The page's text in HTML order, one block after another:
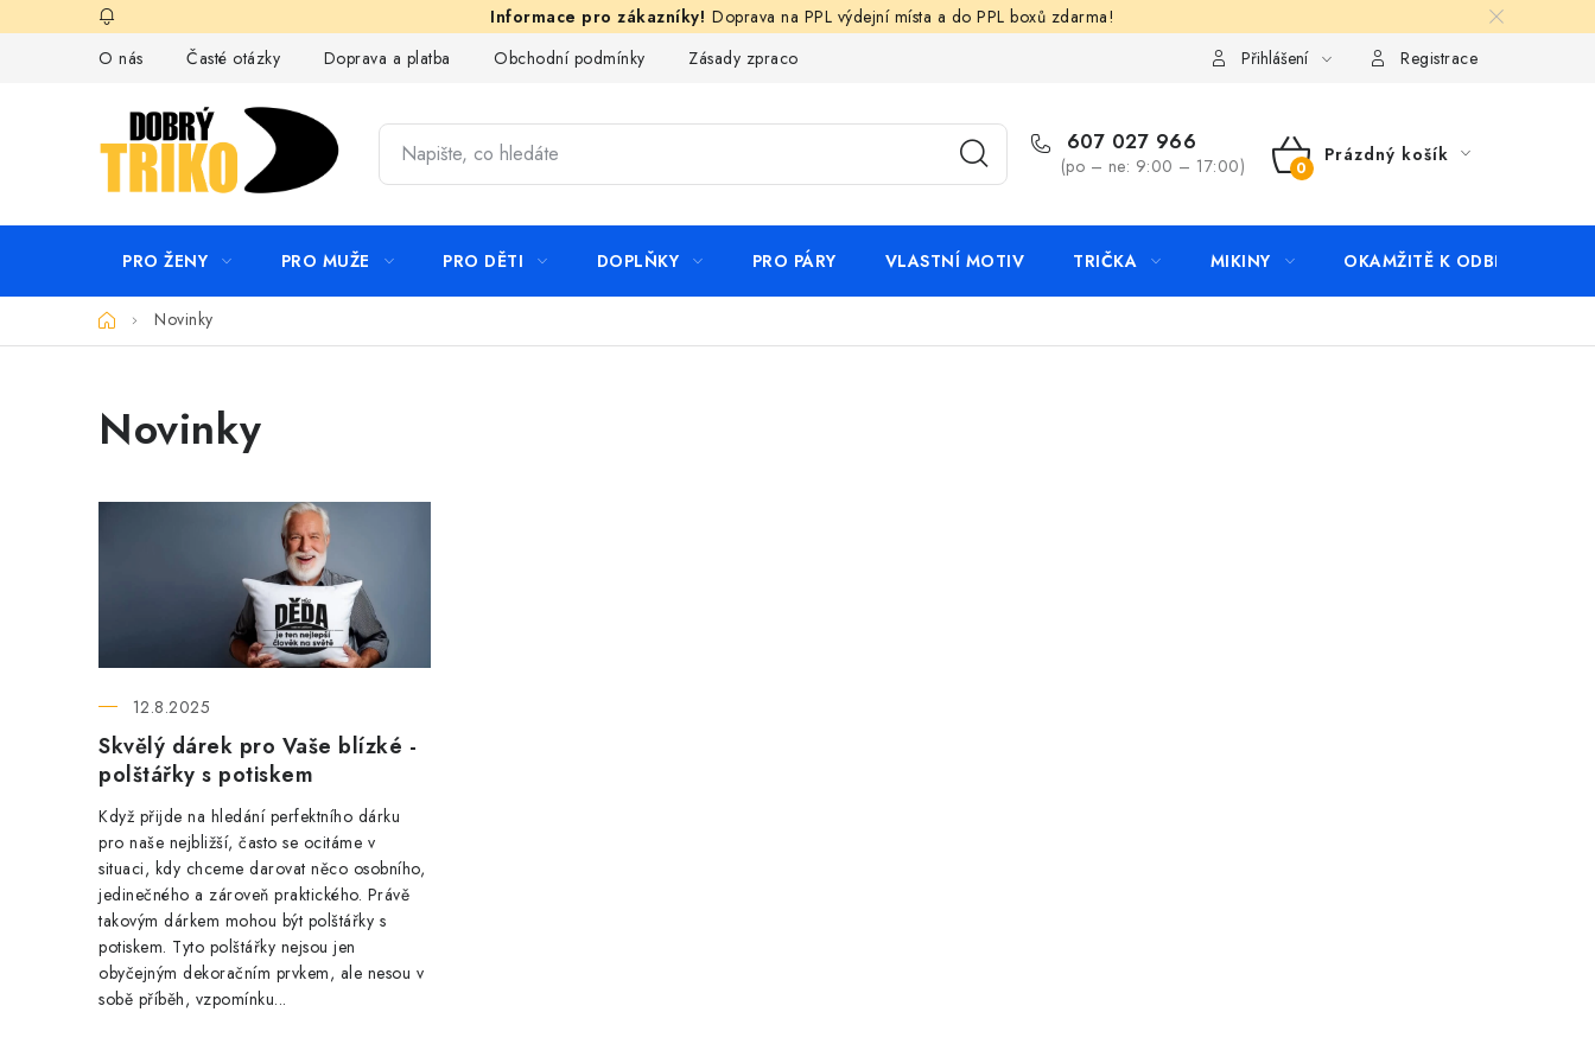
na
Doprava na PPL výdejní místa a do PPL boxů zdarma!
O nás
Časté otázky Doprava a platba Obchodní podmínky Zásady zpracování ochrany osobních údajů KontaktyPřihlášení Registrace
607 027 966
(po – ne: 9:00 – 17:00)
NÁKUPNÍ
Prázdný košík
PRO ŽENY PRO MUŽE PRO DĚTI DOPLŇKY PRO PÁRY VLASTNÍ MOTIV TRIČKA MIKINY OKAMŽITĚ K ODBĚRU
DomůNovinky
Novinky
V
s
č
l
á
n
k
ů
Skvělý dárek pro Vaše blízké -
polštářky s potiskem
12.8.2025
Když přijde na hledání perfektního dárku
pro naše nejbližší, často se ocitáme v
situaci, kdy chceme darovat něco osobního,
jedinečného a zároveň praktického. Právě
takovým dárkem mohou být polštářky s
potiskem. Tyto polštářky nejsou jen
obyčejným dekoračním prvkem, ale nesou v
sobě příběh, vzpomínku...